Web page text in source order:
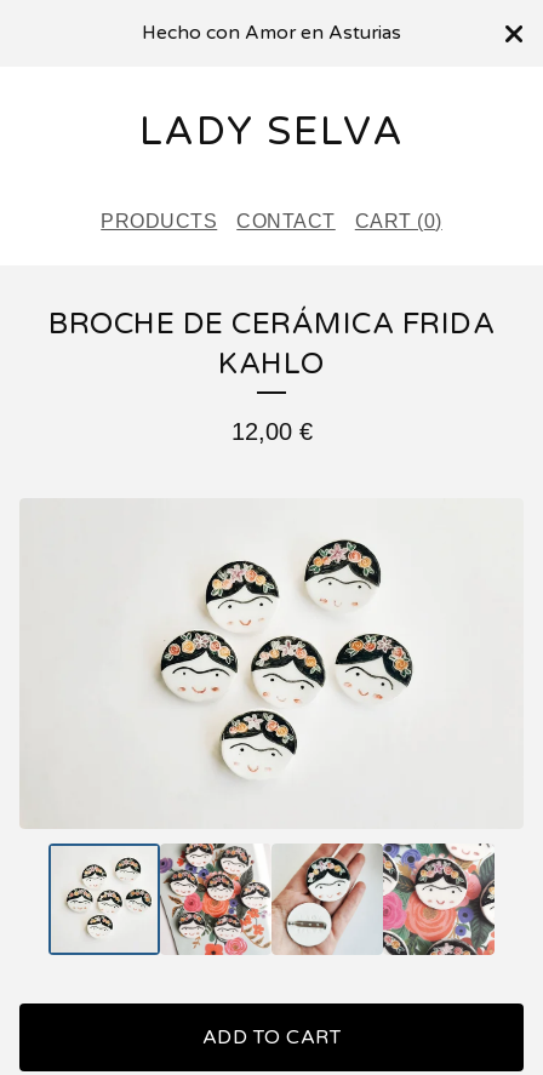
Hecho con Amor en Asturias
LADY SELVA
PRODUCTS CONTACT CART (0)
BROCHE DE CERÁMICA FRIDA
KAHLO
12,00 €
ADD TO CART